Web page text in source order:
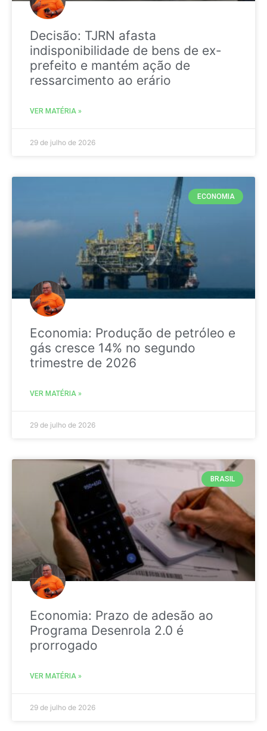
Decisão: TJRN afasta
indisponibilidade de bens de ex-
prefeito e mantém ação de
ressarcimento ao erário
VER MATÉRIA »
29 de julho de 2026
ECONOMIA
Economia: Produção de petróleo e
gás cresce 14% no segundo
trimestre de 2026
VER MATÉRIA »
29 de julho de 2026
BRASIL
Economia: Prazo de adesão ao
Programa Desenrola 2.0 é
prorrogado
VER MATÉRIA »
29 de julho de 2026